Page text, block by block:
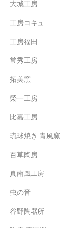
大城工房
工房コキュ
工房福田
常秀工房
拓美窯
榮一工房
比嘉工房
琉球焼き 青風窯
百草陶房
真南風工房
虫の音
谷野陶器所